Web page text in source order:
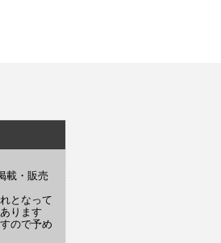
載・販売
となって
ります
ので予め